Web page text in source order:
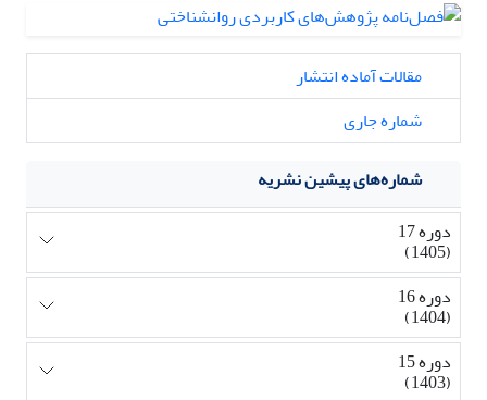
مقالات آماده انتشار
شماره جاری
شماره‌های پیشین نشریه
دوره 17
(1405)
دوره 16
(1404)
دوره 15
(1403)